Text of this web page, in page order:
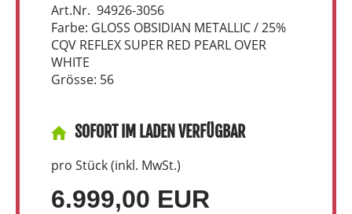
Art.Nr. 94926-3056
Farbe: GLOSS OBSIDIAN METALLIC / 25%
CQV REFLEX SUPER RED PEARL OVER
WHITE
Grösse: 56
SOFORT IM LADEN VERFÜGBAR
pro Stück (inkl. MwSt.)
6.999,00 EUR